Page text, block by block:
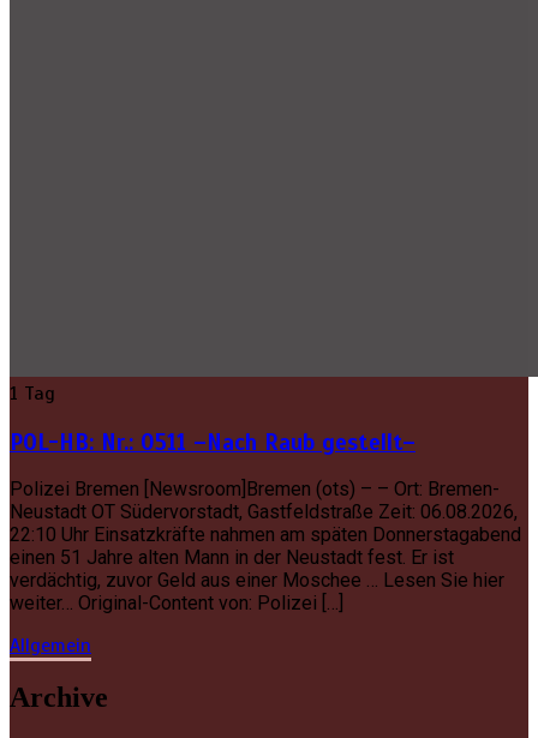
1 Tag
POL-HB: Nr.: 0511 –Nach Raub gestellt–
Polizei Bremen [Newsroom]Bremen (ots) – – Ort: Bremen-
Neustadt OT Südervorstadt, Gastfeldstraße Zeit: 06.08.2026,
22:10 Uhr Einsatzkräfte nahmen am späten Donnerstagabend
einen 51 Jahre alten Mann in der Neustadt fest. Er ist
verdächtig, zuvor Geld aus einer Moschee … Lesen Sie hier
weiter… Original-Content von: Polizei […]
Allgemein
Archive